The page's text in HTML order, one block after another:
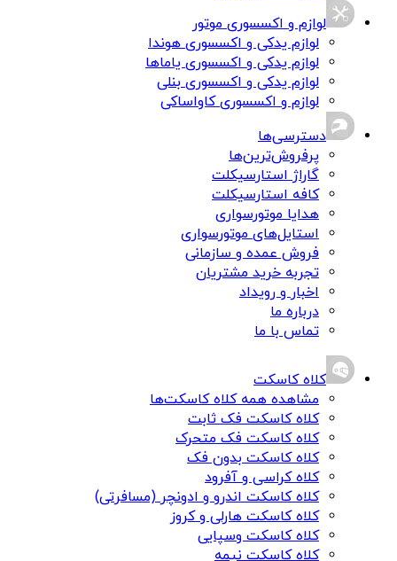
لوازم و اکسسوری موتور
لوازم یدکی و اکسسوری هوندا
لوازم یدکی و اکسسوری یاماها
لوازم یدکی و اکسسوری بنلی
لوازم و اکسسوری کاواساکی
دسترسی‌ها
پرفروش‌ترین‌ها
گاراژ استارسیکلت
کافه استارسیکلت
هدایا موتورسواری
استایل‌های موتورسواری
فروش عمده و سازمانی
تجربه خرید مشتریان
اخبار و رویداد
درباره ما
تماس با ما
کلاه کاسکت
مشاهده همه کلاه کاسکت‌ها
کلاه کاسکت فک ثابت
کلاه کاسکت فک متحرک
کلاه کاسکت بدون فک
کلاه کراسی و آفرود
کلاه کاسکت اندرو و ادونچر (مسافرتی)
کلاه کاسکت هارلی و کروز
کلاه کاسکت وسپایی
کلاه کاسکت نیمه